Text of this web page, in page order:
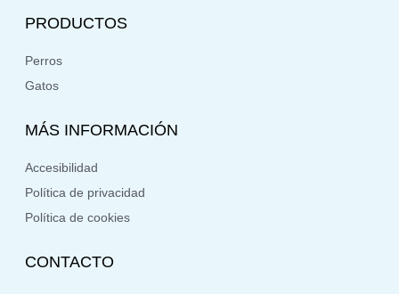
PRODUCTOS
Perros
Gatos
MÁS INFORMACIÓN
Accesibilidad
Política de privacidad
Política de cookies
CONTACTO